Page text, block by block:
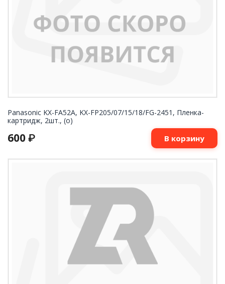
Panasonic KX-FA52A, KX-FP205/07/15/18/FG-2451, Пленка-
картридж, 2шт., (o)
600 ₽ В корзину